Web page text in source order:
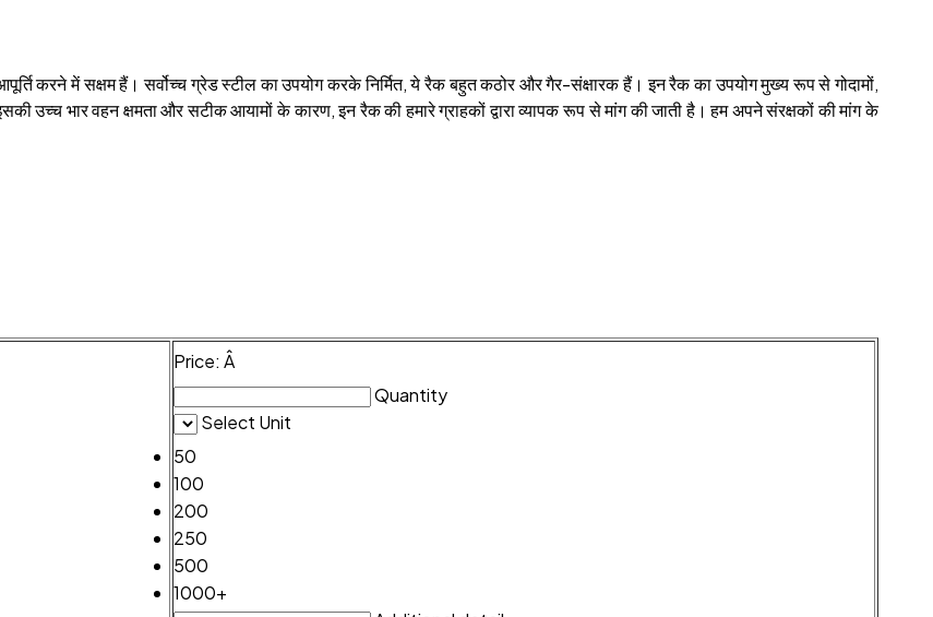
करने में सक्षम हैं। सर्वोच्च ग्रेड स्टील का उपयोग करके निर्मित, ये रैक बहुत कठोर और गैर-संक्षारक हैं। इन रैक का उपयोग मुख्य रूप से गोदामों,
उच्च भार वहन क्षमता और सटीक आयामों के कारण, इन रैक की हमारे ग्राहकों द्वारा व्यापक रूप से मांग की जाती है। हम अपने संरक्षकों की मांग के
Price: Â
Quantity
Select Unit
50
100
200
250
500
1000+